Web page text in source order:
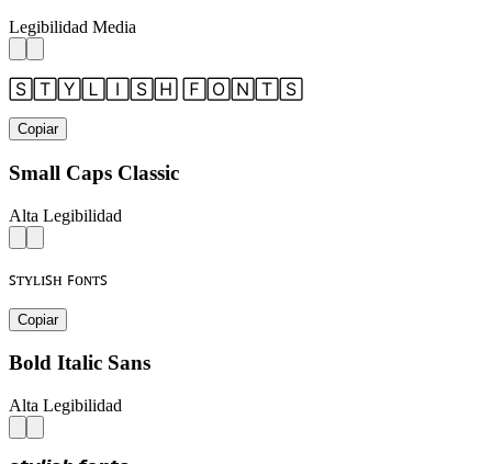
Legibilidad Media
🅂🅃🅈🄻🄸🅂🄷 🄵🄾🄽🅃🅂
Copiar
Small Caps Classic
Alta Legibilidad
ꜱᴛʏʟɪꜱʜ ꜰᴏɴᴛꜱ
Copiar
Bold Italic Sans
Alta Legibilidad